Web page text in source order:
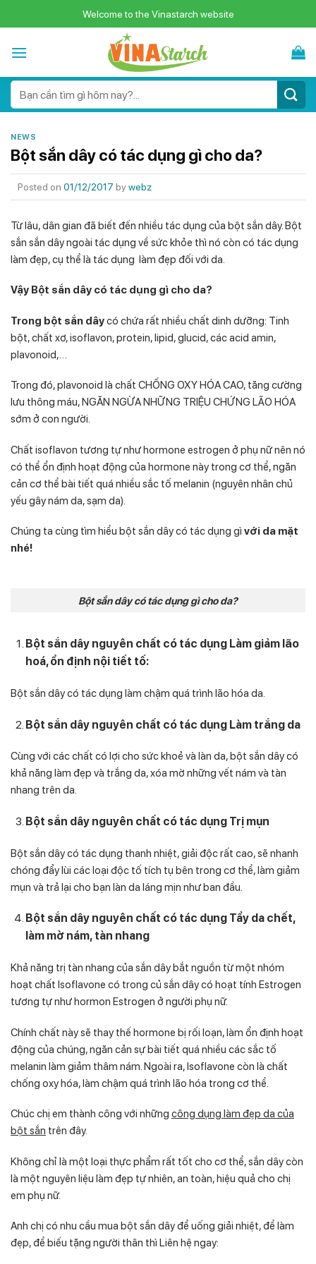
to
Welcome to the Vinastarch website
for:
NEWS
Bột sắn dây có tác dụng gì cho da?
Posted on 01/12/2017 bywebz
Từ lâu, dân gian đã biết đến nhiều tác dụng của bột sắn dây. Bột
sắn sắn dây ngoài tác dụng về sức khỏe thì nó còn có tác dụng
làm đẹp, cụ thể là tác dụng làm đẹp đối với da.
Vậy Bột sắn dây có tác dụng gì cho da?
Trong bột sắn dâycó chứa rất nhiều chất dinh dưỡng: Tinh
bột, chất xơ, isoflavon, protein, lipid, glucid, các acid amin,
plavonoid,…
Trong đó, plavonoid là chất CHỐNG OXY HÓA CAO, tăng cường
lưu thông máu, NGĂN NGỪA NHỮNG TRIỆU CHỨNG LÃO HÓA
sớm ở con người.
Chất isoflavon tương tự như hormone estrogen ở phụ nữ nên nó
có thể ổn định hoạt động của hormone này trong cơ thể, ngăn
cản cơ thể bài tiết quá nhiều sắc tố melanin (nguyên nhân chủ
yếu gây nám da, sạm da).
Chúng ta cùng tìm hiểu bột sắn dây có tác dụng gì với da mặt
nhé!
Bột sắn dây có tác dụng gì cho da?
Bột sắn dây nguyên chất có tác dụng Làm giảm lão
hoá, ổn định nội tiết tố:
Bột sắn dây có tác dụng làm chậm quá trình lão hóa da.
Bột sắn dây nguyên chất có tác dụng Làm trắng da
Cùng với các chất có lợi cho sức khoẻ và làn da, bột sắn dây có
khả năng làm đẹp và trắng da, xóa mờ những vết nám và tàn
nhang trên da.
Bột sắn dây nguyên chất có tác dụng Trị mụn
Bột sắn dây có tác dụng thanh nhiệt, giải độc rất cao, sẽ nhanh
chóng đẩy lùi các loại độc tố tích tụ bên trong cơ thể, làm giảm
mụn và trả lại cho bạn làn da láng mịn như ban đầu.
Bột sắn dây nguyên chất có tác dụng Tẩy da chết,
làm mờ nám, tàn nhang
Khả năng trị tàn nhang của sắn dây bắt nguồn từ một nhóm
hoạt chất Isoflavone có trong củ sắn dây có hoạt tính Estrogen
tương tự như hormon Estrogen ở người phụ nữ.
Chính chất này sẽ thay thế hormone bị rối loạn, làm ổn định hoạt
động của chúng, ngăn cản sự bài tiết quá nhiều các sắc tố
melanin làm giảm thâm nám. Ngoài ra, Isoflavone còn là chất
chống oxy hóa, làm chậm quá trình lão hóa trong cơ thể.
Chúc chị em thành công với những công dụng làm đẹp da của
bột sắn trên đây.
Không chỉ là một loại thực phẩm rất tốt cho cơ thể, sắn dây còn
là một nguyên liệu làm đẹp tự nhiên, an toàn, hiệu quả cho chị
em phụ nữ.
Anh chị có nhu cầu mua bột sắn dây để uống giải nhiệt, để làm
đẹp, để biếu tặng người thân thì Liên hệ ngay: